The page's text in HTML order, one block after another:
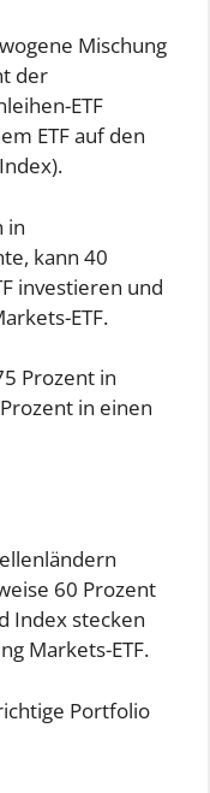
Mischung
der
ETF
ETF auf den
in
kann 40
investieren und
ETF.
Prozent in
in einen
60 Prozent
Index stecken
Markets-ETF.
Portfolio